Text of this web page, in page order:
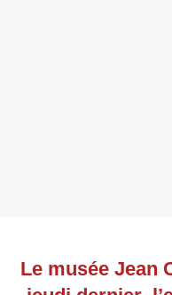
Le musée Jean